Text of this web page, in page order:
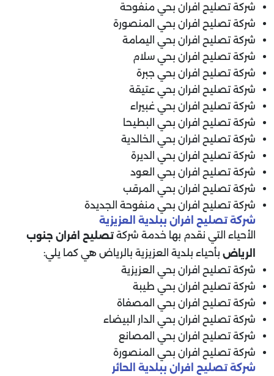
شركة تصليح افران بحي منفوحة
شركة تصليح افران بحي المنصورة
شركة تصليح افران بحي اليمامة
شركة تصليح افران بحي سلام
شركة تصليح افران بحي جبرة
شركة تصليح افران بحي عتيقة
شركة تصليح افران بحي غبيراء
شركة تصليح افران بحي البطيحا
شركة تصليح افران بحي الخالدية
شركة تصليح افران بحي الديرة
شركة تصليح افران بحي العود
شركة تصليح افران بحي المرقب
شركة تصليح افران بحي منفوحة الجديدة
شركة تصليح افران ببلدية العزيزية
الأحياء التي نقدم بها خدمة شركة تصليح افران جنوب
الرياض بأحياء بلدية العزيزية بالرياض هي كما يلي:
شركة تصليح افران بحي العزيزية
شركة تصليح افران بحي طيبة
شركة تصليح افران بحي المصفاة
شركة تصليح افران بحي الدار البيضاء
شركة تصليح افران بحي المصانع
شركة تصليح افران بحي المنصورة
شركة تصليح افران ببلدية الحائر